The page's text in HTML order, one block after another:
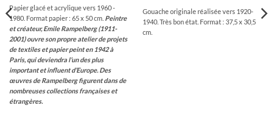
Papier glacé et acrylique vers 1960 -
1980. Format papier : 65 x 50 cm. Peintre
et créateur, Emile Rampelberg (1911-
2001) ouvre son propre atelier de projets
de textiles et papier peint en 1942 à
Paris, qui deviendra l’un des plus
important et influent d’Europe. Des
œuvres de Rampelberg figurent dans de
nombreuses collections françaises et
étrangères.
Gouache originale réalisée vers 1920-
1940. Très bon état. Format : 37,5 x 30,5
cm.